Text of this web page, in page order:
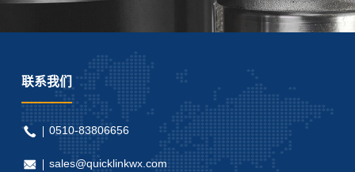
联系我们
0510-83806656
sales@quicklinkwx.com